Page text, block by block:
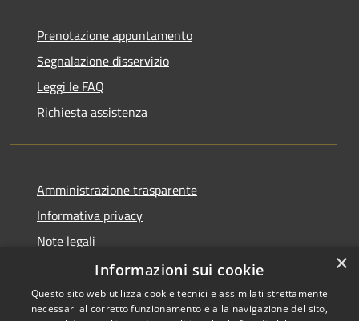
Prenotazione appuntamento
Segnalazione disservizio
Leggi le FAQ
Richiesta assistenza
Amministrazione trasparente
Informativa privacy
Note legali
Dichiarazione di accessibilità
×
Informazioni sui cookie
Questo sito web utilizza cookie tecnici e assimilati strettamente
necessari al corretto funzionamento e alla navigazione del sito,